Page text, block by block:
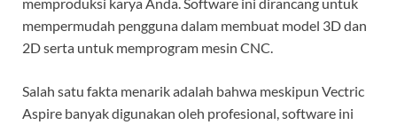
mempermudah pengguna dalam membuat model 3D dan
2D serta untuk memprogram mesin CNC.
Salah satu fakta menarik adalah bahwa meskipun Vectric
Aspire banyak digunakan oleh profesional, software ini